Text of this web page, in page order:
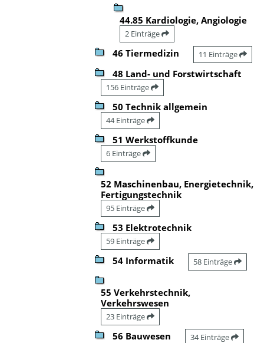
44.85 Kardiologie, Angiologie
2 Einträge
46 Tiermedizin 11 Einträge
48 Land- und Forstwirtschaft
156 Einträge
50 Technik allgemein
44 Einträge
51 Werkstoffkunde
6 Einträge
52 Maschinenbau, Energietechnik,
Fertigungstechnik
95 Einträge
53 Elektrotechnik
59 Einträge
54 Informatik 58 Einträge
55 Verkehrstechnik,
Verkehrswesen
23 Einträge
56 Bauwesen 34 Einträge